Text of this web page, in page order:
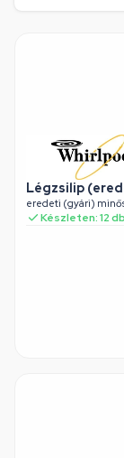
Légzsilip
eredeti (gyári)
Készleten: 12